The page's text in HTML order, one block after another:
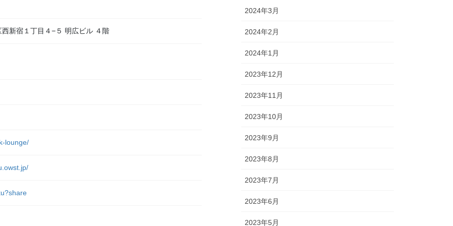
新宿１丁目４−５ 明広ビル ４階
lounge/
2024年3月
2024年2月
2024年1月
2023年12月
2023年11月
2023年10月
2023年9月
2023年8月
2023年7月
2023年6月
2023年5月